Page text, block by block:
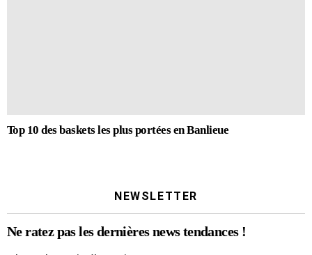
Top 10 des baskets les plus portées en Banlieue
NEWSLETTER
Ne ratez pas les dernières news tendances !